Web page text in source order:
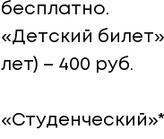
бесплатно.
«Детский
лет) – 400 руб.